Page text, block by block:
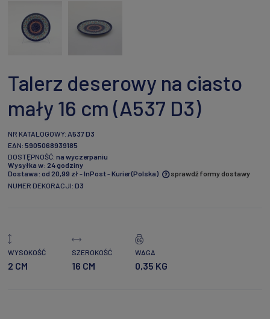
Talerz deserowy na ciasto
mały 16 cm (A537 D3)
NR KATALOGOWY: A537 D3
EAN: 5905068939185
DOSTĘPNOŚĆ: na wyczerpaniu
Wysyłka w: 24 godziny
Dostawa: od 20,99 zł- InPost - Kurier(Polska)
Cena nie zawiera ewentualnych kosztów płatności
sprawdź formy dostawy
NUMER DEKORACJI: D3
WYSOKOŚĆ
2 CM
SZEROKOŚĆ
16 CM
WAGA
0,35 KG